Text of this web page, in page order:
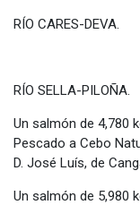
RÍO CARES-
TOTAL
RÍO SELLA-
Un salmón de 4,780
Pescado a Cebo
D. José Luís, de
Un salmón de 5,980